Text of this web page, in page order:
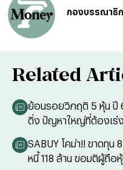
กองบรรณาธิ
Related
ย้อนรอยวิกฤติ 5 หุ้น ปี
ดิ่ง ปัญหาใหญ่ที่ต้องเร่
SABUY โคม่า!! ขาดทุ
หนี้ 118 ล้าน ขอมติผู้ถือ